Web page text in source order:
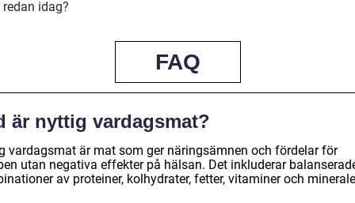
idag?
FAQ
är nyttig vardagsmat?
vardagsmat är mat som ger näringsämnen och fördelar för
utan negativa effekter på hälsan. Det inkluderar
av proteiner, kolhydrater, fetter, vitaminer och